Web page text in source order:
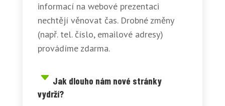
informací na webové prezentaci
nechtějí věnovat čas. Drobné změny
(např. tel. číslo, emailové adresy)
provádíme zdarma.
Jak dlouho nám nové stránky
vydrží?